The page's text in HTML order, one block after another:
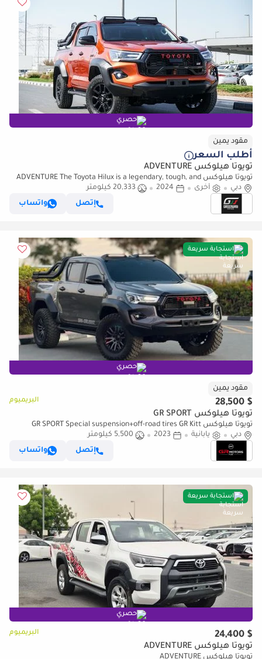
حصري
مقود يمين
أطلب السعر
تويوتا هيلوكس ADVENTURE
تويوتا هيلوكس ADVENTURE The Toyota Hilux is a legendary, tough, and
reliable mid-size pickup truck known globally for its du (للتصدير فقط)
دبي أخرى 2024
20,333 كيلومتر
إتصل
واتساب
استجابة سريعة
حصري
مقود يمين
$ 28,500 البريميوم
تويوتا هيلوكس GR SPORT
تويوتا هيلوكس GR SPORT Special suspension+off-road tires GR Kitt
(للتصدير فقط)
دبي يابانية 2023
5,500 كيلومتر
إتصل
واتساب
استجابة سريعة
حصري
$ 24,400 البريميوم
تويوتا هيلوكس ADVENTURE
تويوتا هيلوكس ADVENTURE